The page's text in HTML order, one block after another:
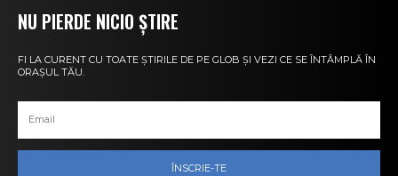
NU PIERDE NICIO ȘTIRE
FI LA CURENT CU TOATE ȘTIRILE DE PE GLOB ȘI VEZI CE SE ÎNTÂMPLĂ ÎN
ORAȘUL TĂU.
ÎNSCRIE-TE